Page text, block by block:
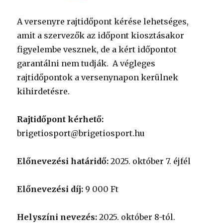
A versenyre rajtidőpont kérése lehetséges,
amit a szervezők az időpont kiosztásakor
figyelembe vesznek, de a kért időpontot
garantálni nem tudják. A végleges
rajtidőpontok a versenynapon kerülnek
kihirdetésre.
Rajtidőpont kérhető:
brigetiosport@brigetiosport.hu
Előnevezési határidő: 2025. október 7. éjfél
Előnevezési díj: 9 000 Ft
Helyszíni nevezés: 2025. október 8-tól.